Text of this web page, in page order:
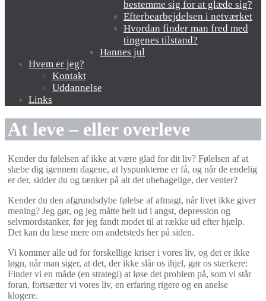
bestemme sig for at glæde sig?
Efterbearbejdelsen i netværket
Hvordan finder man fred med
tingenes tilstand?
Hannes jul
Hvem er jeg?
Kontakt
Uddannelse
Links
At leve – eller overleve
Kender du følelsen af ikke at være glad for dit liv? Følelsen af at
slæbe dig igennem dagene, at lyspunkterne er få, og når de endelig
er der, sidder du og tænker på alt det ubehagelige, der venter?
Kender du den afgrundsdybe følelse af afmagt, når livet ikke giver
mening? Jeg gør, og jeg måtte helt ud i angst, depression og
selvmordstanker, før jeg fandt modet til at række ud efter hjælp.
Det kan du læse mere om andetsteds her på siden.
Vi kommer alle ud for forskellige kriser i vores liv, og det er ikke
løgn, når man siger, at det, der ikke slår os ihjel, gør os stærkere:
Finder vi en måde (en strategi) at løse det problem på, som vi står
foran, fortsætter vi vores liv, en erfaring rigere og en anelse
klogere.